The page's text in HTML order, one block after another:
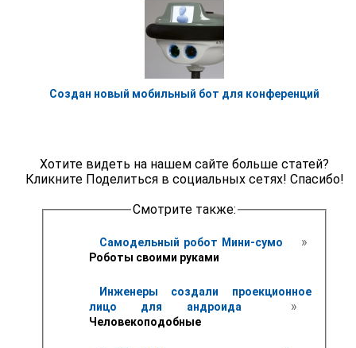
Создан новый мобильный бот для конференций
Хотите видеть на нашем сайте больше статей?
Кликните Поделиться в социальных сетях! Спасибо!
Смотрите также:
Самодельный робот Мини-сумо »
Роботы своими руками
Инженеры создали проекционное
лицо для андроида
»
Человекоподобные